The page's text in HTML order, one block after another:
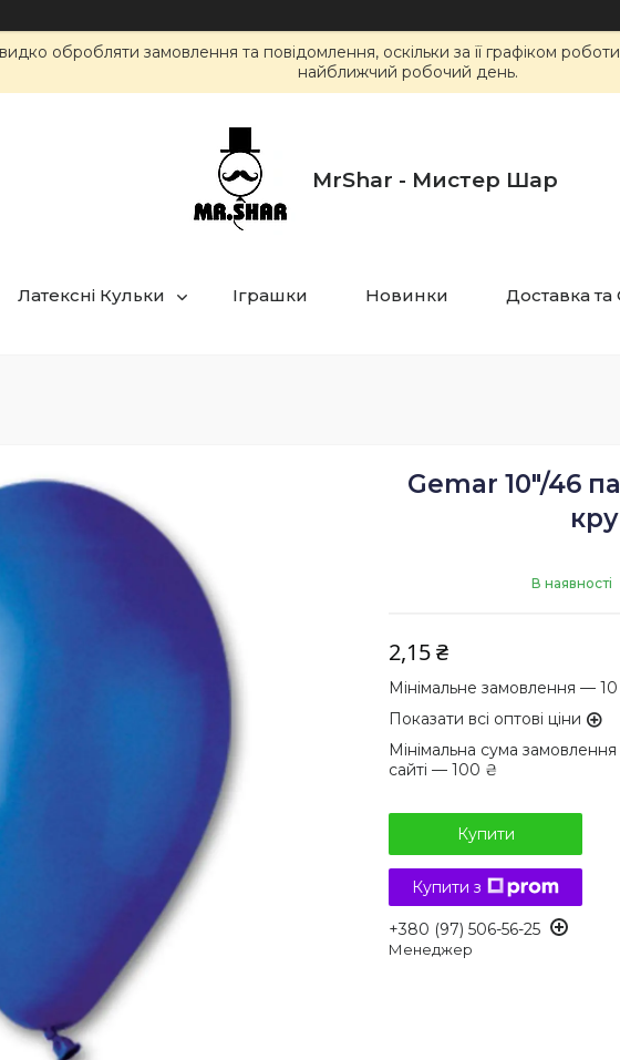
обробляти замовлення та повідомлення, оскільки за її графіком
найближчий робочий день.
MrShar - Мистер Шар
Латексні Кульки Іграшки Новинки Доставка та
Gemar 10"/46
В наявності
2,15 ₴
Мінімальне замовлення —
Показати всі оптові ціни
Мінімальна сума замовлення
сайті — 100 ₴
Купити
Купити з
+380 (97) 506-56-25
Менеджер